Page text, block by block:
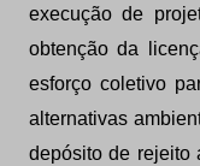
execução de
obtenção da
esforço coletivo
alternativas
depósito de rejeito